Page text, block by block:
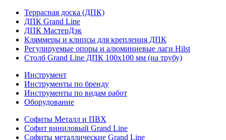
Террасная доска (ДПК)
ДПК Grand Line
ДПК МастерДэк
Кляммеры и клипсы для крепления ДПК
Регулируемые опоры и алюминиевые лаги Hilst
Столб Grand Line ДПК 100х100 мм (на трубу)
Инструмент
Инструменты по бренду
Инструменты по видам работ
Оборудование
Софиты Металл и ПВХ
Софит виниловый Grand Line
Софиты металлические Grand Line